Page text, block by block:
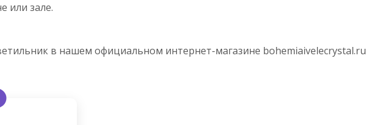
или зале.
в нашем официальном интернет-магазине bohemiaivelecrystal.ru